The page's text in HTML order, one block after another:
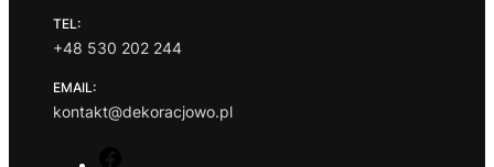
TEL:
+48 530 202 244
EMAIL:
kontakt@dekoracjowo.pl